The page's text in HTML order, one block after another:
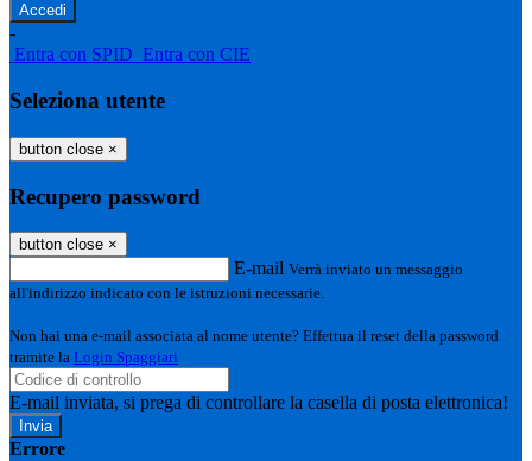
-
Entra con SPID Entra con CIE
Seleziona utente
button close ×
Recupero password
button close ×
E-mail Verrà inviato un messaggio
all'indirizzo indicato con le istruzioni necessarie.
Non hai una e-mail associata al nome utente? Effettua il reset della password
tramite la Login Spaggiari
E-mail inviata, si prega di controllare la casella di posta elettronica!
Errore